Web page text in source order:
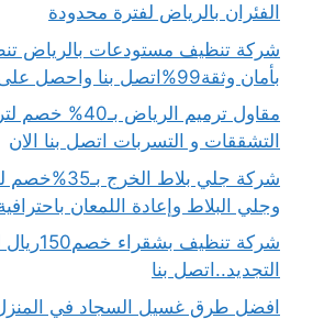
الفئران بالرياض لفترة محدودة
شركة تنظيف مستودعات بالرياض
بأمان وثقة99%اتصل بنا واحصل على 33%خصم فوري
مقاول ترميم الرياض
التشققات و التسربات اتصل بنا الان
شركة جلي بلاط
وجلي البلاط وإعادة اللمعان
شركة
التجديد..اتصل بنا
افضل طرق غسيل السجاد في